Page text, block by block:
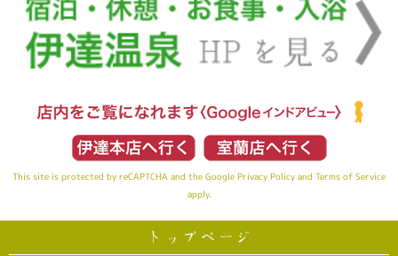
This site is protected by reCAPTCHA and the Google Privacy Policy and Terms of Service
apply.
トップページ